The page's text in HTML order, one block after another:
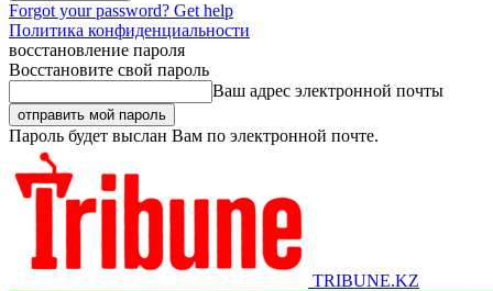
Forgot your password? Get help
Политика конфиденциальности
восстановление пароля
Восстановите свой пароль
Ваш адрес электронной почты
Пароль будет выслан Вам по электронной почте.
TRIBUNE.KZ